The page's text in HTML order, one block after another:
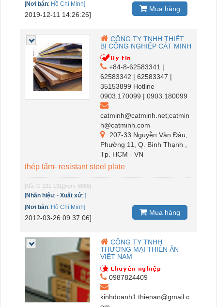
[Nơi bán: Hồ Chí Minh]
2019-12-11 14:26:26]
Mua hàng
CÔNG TY TNHH THIẾT
BỊ CÔNG NGHIỆP CÁT MINH
+84-8-62583341 |
62583342 | 62583347 |
35153899 Hotline
0903.170099 | 0903.180099
catminh@catminh.net;catmin
h@catminh.com
207-33 Nguyễn Văn Đậu,
Phường 11, Q. Bình Thạnh ,
Tp. HCM - VN
thép tấm- resistant steel plate
[Mã: G-231-131][xem: 6858]
[Nhãn hiệu: - Xuất xứ: ]
[Nơi bán: Hồ Chí Minh]
2012-03-26 09:37:06]
Mua hàng
CÔNG TY TNHH
THƯƠNG MẠI THIÊN ÂN
VIỆT NAM
0987824409
kinhdoanh1.thienan@gmail.c